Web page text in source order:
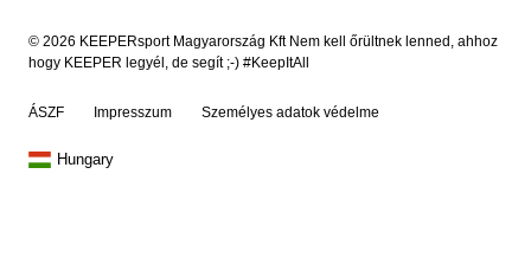
© 2026 KEEPERsport Magyarország Kft Nem kell őrültnek lenned, ahhoz
hogy KEEPER legyél, de segít ;-) #KeepItAll
ÁSZF Impresszum Személyes adatok védelme
Hungary